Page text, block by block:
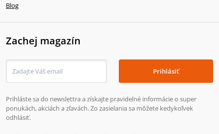
Blog
Zachej magazín
Prihlásiť
Prihláste sa do newslettra a získajte pravidelné informácie o super
ponukách, akciách a zľavách. Zo zasielania sa môžete kedykoľvek
odhlásiť.